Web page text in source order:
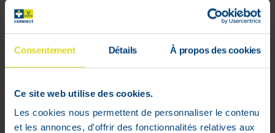
Consentement Détails À propos des cookies
Ce site web utilise des cookies.
Les cookies nous permettent de personnaliser le contenu
et les annonces, d'offrir des fonctionnalités relatives aux